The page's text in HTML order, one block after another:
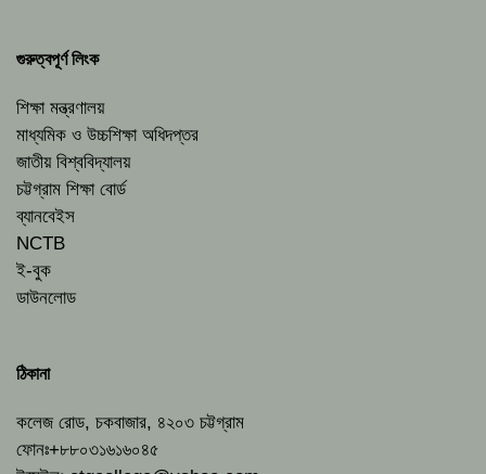
গুরুত্বপূর্ণ লিংক
শিক্ষা মন্ত্রণালয়
মাধ্যমিক ও উচ্চশিক্ষা অধিদপ্তর
জাতীয় বিশ্ববিদ্যালয়
চট্টগ্রাম শিক্ষা বোর্ড
ব্যানবেইস
NCTB
ই-বুক
ডাউনলোড
ঠিকানা
কলেজ রোড, চকবাজার, ৪২০৩ চট্টগ্রাম
ফোনঃ+৮৮০৩১৬১৬০৪৫